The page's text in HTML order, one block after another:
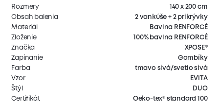
Rozmery
140 x 200 cm
Obsah balenia
2 vankúše + 2 prikrývky
Materiál
Bavlna RENFORCÉ
Zloženie
100% bavlna RENFORCÉ
Značka
XPOSE®
Zapínanie
Gombíky
Farba
tmavo sivá/svetlo sivá
Vzor
EVITA
Štýl
DUO
Certifikát
Oeko-tex® standard 100